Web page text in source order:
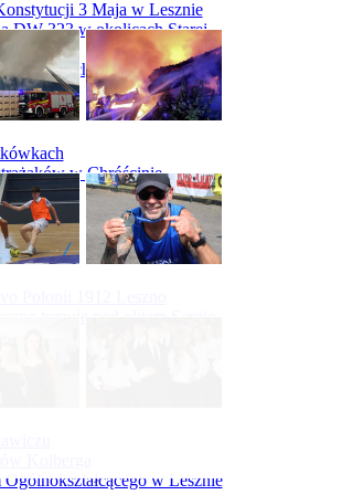
3 Maja w Lesznie
DW 323 w okolicach Starej
Święciechowy
w Chróścinie
w Lesznie